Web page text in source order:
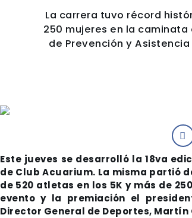
La carrera tuvo récord
250 mujeres en la caminata
de Prevención y
Este jueves se desarrolló la 18va
de Club Acuarium. La misma partió
de 520 atletas en los 5K y más de
evento y la premiación el
Director General de Deportes, Martín